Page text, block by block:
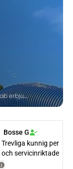
Har du problem med mögel i ditt hem? Isolerab erbjuder professionell mögelbehandling för villaägare i Västerås. Lär dig mer om de problem mögel kan orsaka och hur vår expertis kan hjälpa dig att få ett hälsosammare hem.